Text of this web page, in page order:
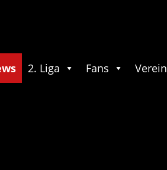
2. Liga Fans Verein